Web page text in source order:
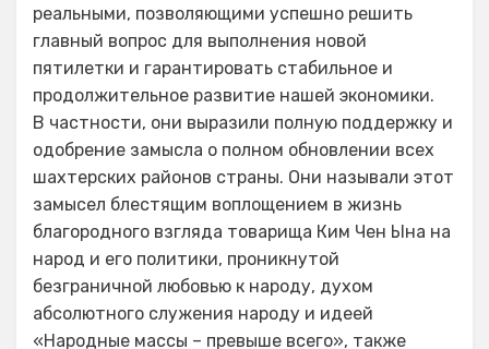
реальными, позволяющими успешно решить
главный вопрос для выполнения новой
пятилетки и гарантировать стабильное и
продолжительное развитие нашей экономики.
В частности, они выразили полную поддержку и
одобрение замысла о полном обновлении всех
шахтерских районов страны. Они называли этот
замысел блестящим воплощением в жизнь
благородного взгляда товарища Ким Чен Ына на
народ и его политики, проникнутой
безграничной любовью к народу, духом
абсолютного служения народу и идеей
«Народные массы – превыше всего», также